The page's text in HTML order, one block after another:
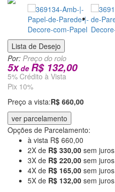
de
Papel
de
Parede
pela
Internet
Lista de Desejo
Por:
5xde R$ 132,00
5% Crédito à Vista
Pix 10%
Preço a vista:R$ 660,00
ver parcelamento
Opções de Parcelamento:
à vista R$ 660,00
2X de R$ 330,00 sem juros
3X de R$ 220,00 sem juros
4X de R$ 165,00 sem juros
5X de R$ 132,00 sem juros